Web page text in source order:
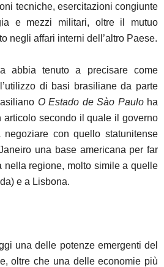
tecniche, esercitazioni congiunte
e mezzi militari, oltre il mutuo
negli affari interni dell’altro Paese.
abbia tenuto a precisare come
di basi brasiliane da parte
O Estado de Sào Paulo ha
articolo secondo il quale il governo
con quello statunitense
una base americana per far
nella regione, molto simile a quelle
e a Lisbona.
una delle potenze emergenti del
oltre che una delle economie più